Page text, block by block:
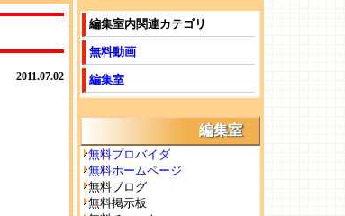
2011.07.02
編集室内関連カテゴリ
無料動画
編集室
編集室
無料プロバイダ
無料ホームページ
無料ブログ
無料掲示板